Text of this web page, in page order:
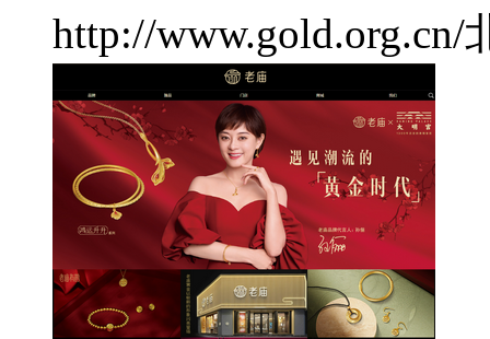
http://www.gold.org.cn/